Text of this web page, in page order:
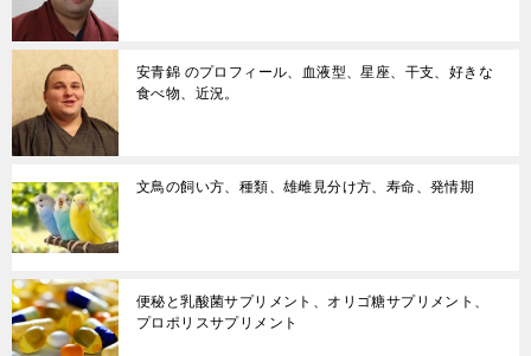
安青錦 のプロフィール、血液型、星座、干支、好きな
食べ物、近況。
文鳥の飼い方、種類、雄雌見分け方、寿命、発情期
便秘と乳酸菌サプリメント、オリゴ糖サプリメント、
プロポリスサプリメント